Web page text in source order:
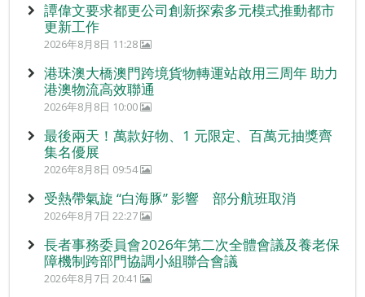
譚偉文要求都更公司創新探索多元模式推動都市
更新工作
2026年8月8日 11:28
港珠澳大橋澳門跨境貨物轉運站啟用三周年 助力
港澳物流高效聯通
2026年8月8日 10:00
最後兩天！萬款好物、1 元限定、百萬元抽獎齊
集名優展
2026年8月8日 09:54
受熱帶氣旋 “白海豚” 影響 部分航班取消
2026年8月7日 22:27
長者事務委員會2026年第二次全體會議及養老保
障機制跨部門協調小組聯合會議
2026年8月7日 20:41